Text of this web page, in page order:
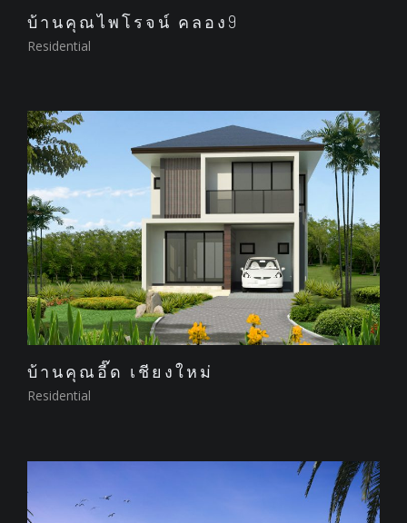
บ้านคุณไพโรจน์ คลอง9
Residential
บ้านคุณอี๊ด เชียงใหม่
Residential